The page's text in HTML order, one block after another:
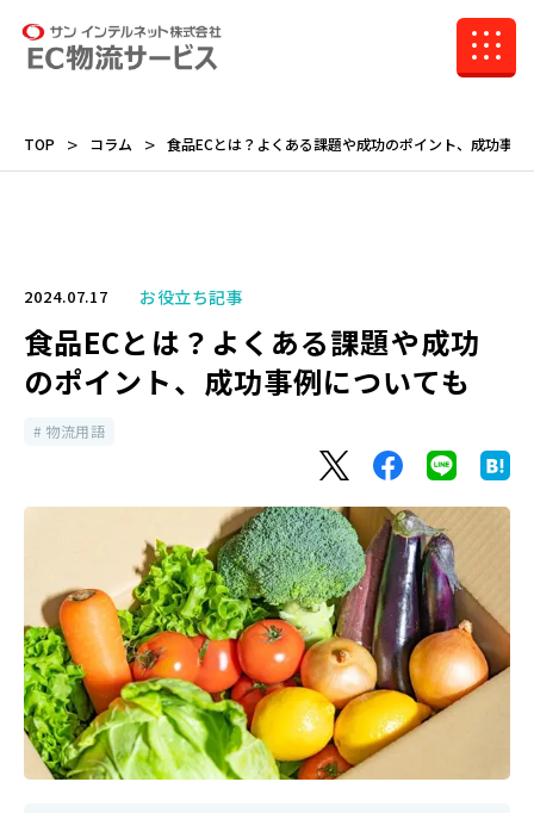
TOP コラム 食品ECとは？よくある課題や成功のポイント、成功事例
2024.07.17 お役立ち記事
食品ECとは？よくある課題や成功
のポイント、成功事例についても
物流用語